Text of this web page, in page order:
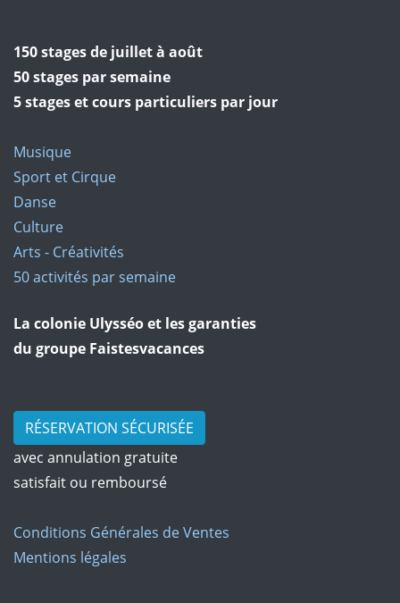
150 stages de juillet à août
50 stages par semaine
5 stages et cours particuliers par jour
Musique
Sport et Cirque
Danse
Culture
Arts - Créativités
50 activités par semaine
La colonie Ulysséo et les garanties
du groupe Faistesvacances
RÉSERVATION SÉCURISÉE
avec annulation gratuite
satisfait ou remboursé
Conditions Générales de Ventes
Mentions légales